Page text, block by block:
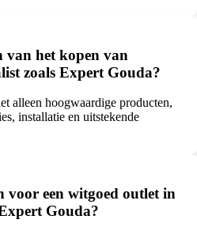
van het kopen van
zoals Expert Gouda?
alleen hoogwaardige producten,
installatie en uitstekende
voor een witgoed outlet in
Gouda?